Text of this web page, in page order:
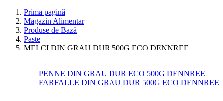
Prima pagină
Magazin Alimentar
Produse de Bază
Paste
MELCI DIN GRAU DUR 500G ECO DENNREE
PENNE DIN GRAU DUR ECO 500G DENNREE
FARFALLE DIN GRAU DUR 500G ECO DENNREE